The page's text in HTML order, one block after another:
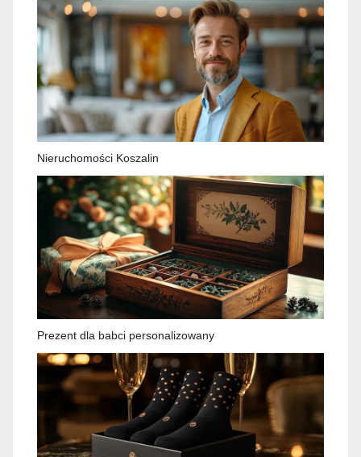
Nieruchomości Koszalin
Prezent dla babci personalizowany